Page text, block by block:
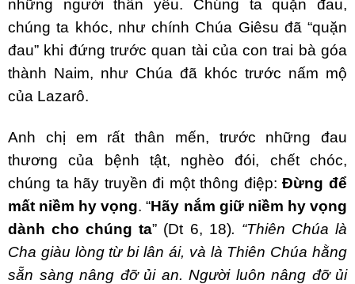
những người thân yêu. Chúng ta quặn đau,
chúng ta khóc, như chính Chúa Giêsu đã “quặn
đau” khi đứng trước quan tài của con trai bà góa
thành Naim, như Chúa đã khóc trước nấm mộ
của Lazarô.
Anh chị em rất thân mến, trước những đau
thương của bệnh tật, nghèo đói, chết chóc,
chúng ta hãy truyền đi một thông điệp:Đừng để
mất niềm hy vọng. “Hãy nắm giữ niềm hy vọng
dành cho chúng ta” (Dt 6, 18). “Thiên Chúa là
Cha giàu lòng từ bi lân ái, và là Thiên Chúa hằng
sẵn sàng nâng đỡ ủi an. Người luôn nâng đỡ ủi